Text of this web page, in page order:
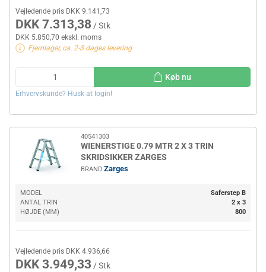
Vejledende pris DKK 9.141,73
DKK 7.313,38 / Stk
DKK 5.850,70 ekskl. moms
Fjernlager, ca. 2-3 dages levering
Køb nu
Erhvervskunde? Husk at login!
40541303
WIENERSTIGE 0.79 MTR 2 X 3 TRIN
SKRIDSIKKER ZARGES
BRAND Zarges
MODEL
Saferstep B
ANTAL TRIN
2 x 3
HØJDE (MM)
800
Vejledende pris DKK 4.936,66
DKK 3.949,33 / Stk